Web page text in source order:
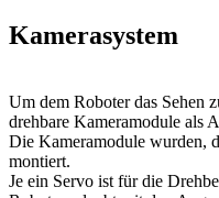
Kamerasystem
Um dem Roboter das Sehen
drehbare Kameramodule als
Die Kameramodule wurden,
montiert.
Je ein Servo ist für die